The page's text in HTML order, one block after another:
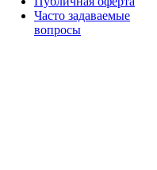
Часто задаваемые
вопросы